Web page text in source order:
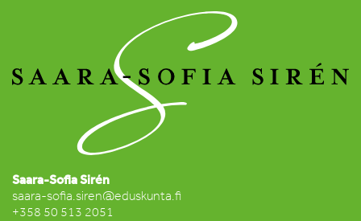
Saara-Sofia Sirén
saara-sofia.siren@eduskunta.fi
+358 50 513 2051